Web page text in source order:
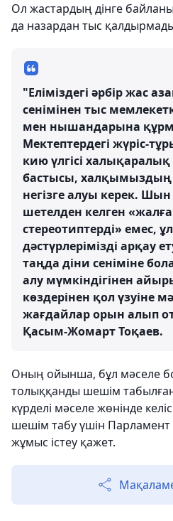
Ол жастардың дінге
да назардан тыс
"Еліміздегі әрбір жас
сенімінен тыс
мен нышандарына
Мектептердегі жүріс-
кию үлгісі халықаралық
бастысы, халқымыздың
негізге алуы керек. Шын
шетелден келген
стереотиптерді» емес,
дәстүрлерімізді арқау
таңда діни сеніміне
алу мүмкіндігінен
көздерінен қол үзуіне
жағдайлар орын алып
Қасым-Жомарт Тоқаев.
Оның ойынша, бұл мәселе
толыққанды шешім
күрделі мәселе жөнінде
шешім табу үшін Парламент
жұмыс істеу қажет.